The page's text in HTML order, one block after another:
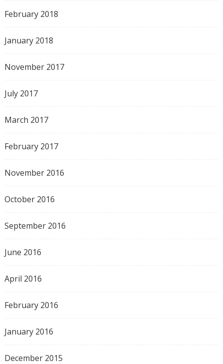
February 2018
January 2018
November 2017
July 2017
March 2017
February 2017
November 2016
October 2016
September 2016
June 2016
April 2016
February 2016
January 2016
December 2015